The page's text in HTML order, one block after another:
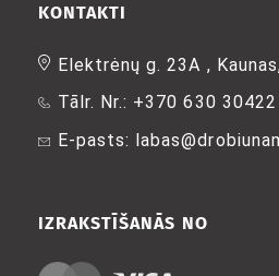
izvēlēties
produkta
lapā
IZRAKSTĪŠANĀS NO
KONTAKTI
Elektrėnų g. 23A ,
Tālr. Nr.: +370 630 30422
E-pasts: